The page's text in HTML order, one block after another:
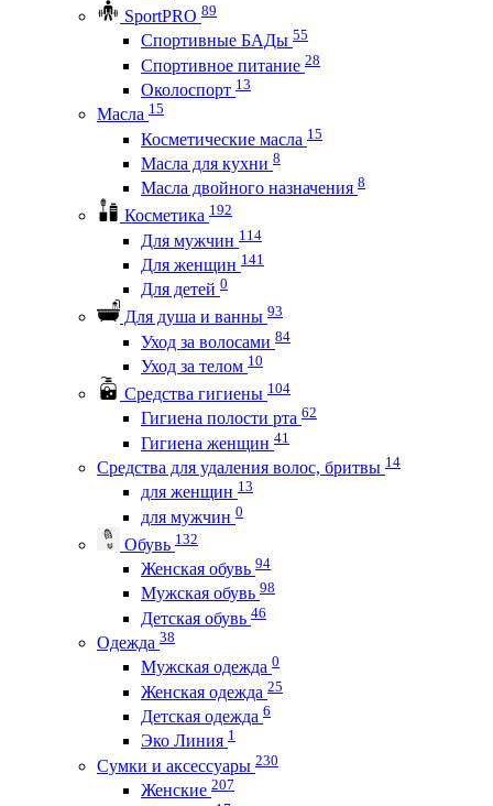
SportPRO 89
Спортивные БАДы 55
Спортивное питание 28
Околоспорт 13
Масла 15
Косметические масла 15
Масла для кухни 8
Масла двойного назначения 8
Косметика 192
Для мужчин 114
Для женщин 141
Для детей 0
Для душа и ванны 93
Уход за волосами 84
Уход за телом 10
Средства гигиены 104
Гигиена полости рта 62
Гигиена женщин 41
Средства для удаления волос, бритвы 14
для женщин 13
для мужчин 0
Обувь 132
Женская обувь 94
Мужская обувь 98
Детская обувь 46
Одежда 38
Мужская одежда 0
Женская одежда 25
Детская одежда 6
Эко Линия 1
Сумки и аксессуары 230
Женские 207